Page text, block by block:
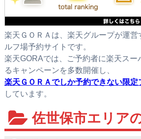
楽天ＧＯＲＡは、楽天グループが運営
ルフ場予約サイトです。
楽天GORAでは、ご予約者に楽天スー
るキャンペーンを多数開催し、
楽天ＧＯＲＡでしか予約できない限定
しています。
佐世保市エリア